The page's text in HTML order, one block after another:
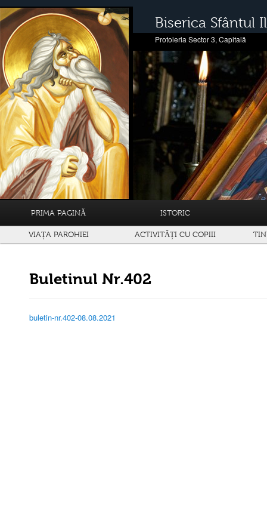
Biserica Sfântul
Protoieria Sector 3, Capitală
PRIMA PAGINĂ ISTORIC
VIAȚA PAROHIEI ACTIVITĂȚI CU COPIII
Buletinul Nr.402
buletin-nr.402-08.08.2021